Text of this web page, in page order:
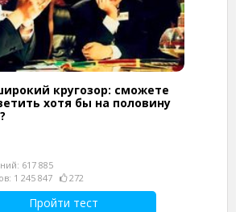
кругозор: сможете
хотя бы на половину
617 885
1 245 847
272
Пройти тест